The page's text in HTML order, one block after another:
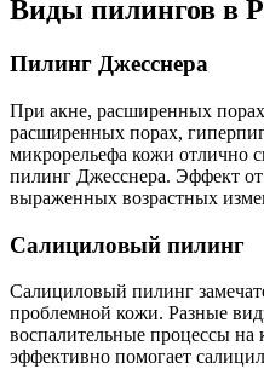
Виды пилингов в
Пилинг Джесснера
При акне, расширенных
расширенных порах,
микрорельефа кожи отлично
пилинг Джесснера. Эффект
выраженных возрастных
Салициловый пилинг
Салициловый пилинг
проблемной кожи. Разные
воспалительные процессы на
эффективно помогает